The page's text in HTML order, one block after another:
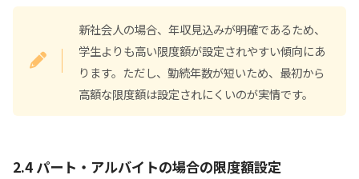
新社会人の場合、年収見込みが明確であるため、
学生よりも高い限度額が設定されやすい傾向にあ
ります。ただし、勤続年数が短いため、最初から
高額な限度額は設定されにくいのが実情です。
2.4 パート・アルバイトの場合の限度額設定